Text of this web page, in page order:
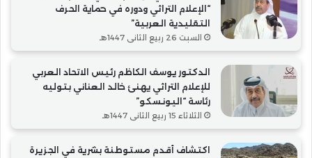
“الإعلام التراثي ودوره في حماية الحرف
التقليدية العربية”
السبت 26 ربيع الثاني 1447هـ
الدكتور يوسف الكاظم رئيس الاتحاد العربي
للإعلام التراثي يهنئ خالد العناني بتوليه
رئاسة “اليونسكو”
الثلاثاء 15 ربيع الثاني 1447هـ
اكتشاف أقدم مستوطنة بشرية في الجزيرة